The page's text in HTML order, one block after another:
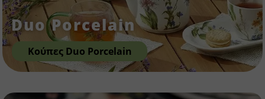
Duo Porcelain
Κούπες Duo Porcelain